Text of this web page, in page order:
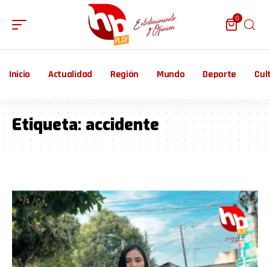
0
Inicio Actualidad Región Mundo Deporte
Etiqueta:accidente